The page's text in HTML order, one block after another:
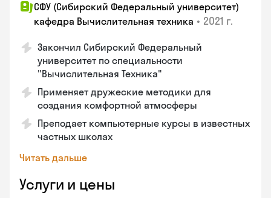
СФУ (Сибирский Федеральный университет)
кафедра Вычислительная техника • 2021 г.
Закончил Сибирский Федеральный
университет по специальности
"Вычислительная Техника"
Применяет дружеские методики для
создания комфортной атмосферы
Преподает компьютерные курсы в известных
частных школах
Читать дальше
Услуги и цены